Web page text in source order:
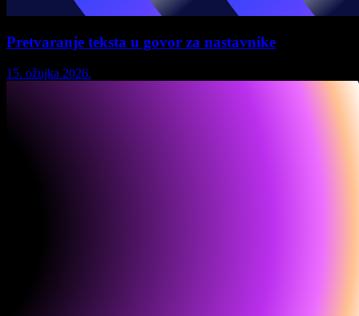
Pretvaranje teksta u govor za nastavnike
15. ožujka 2026.